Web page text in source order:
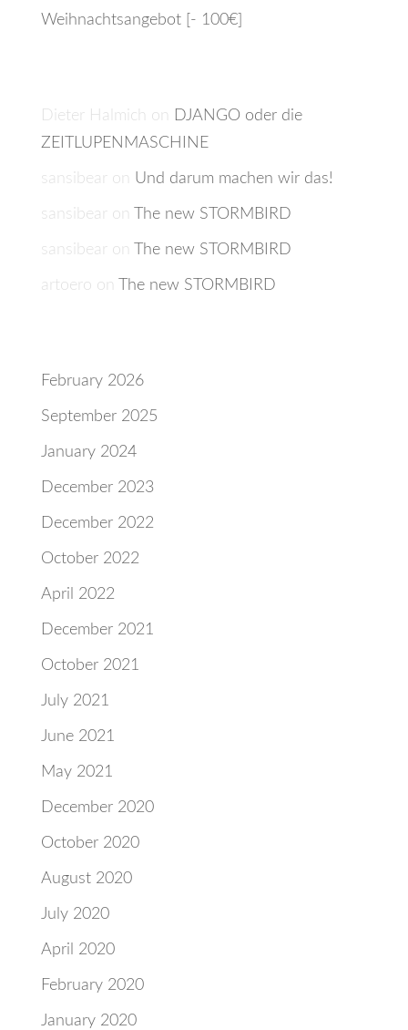
Weihnachtsangebot [- 100€]
Dieter Halmich on DJANGO oder die
ZEITLUPENMASCHINE
sansibear on Und darum machen wir das!
sansibear on The new STORMBIRD
sansibear on The new STORMBIRD
artoero on The new STORMBIRD
February 2026
September 2025
January 2024
December 2023
December 2022
October 2022
April 2022
December 2021
October 2021
July 2021
June 2021
May 2021
December 2020
October 2020
August 2020
July 2020
April 2020
February 2020
January 2020